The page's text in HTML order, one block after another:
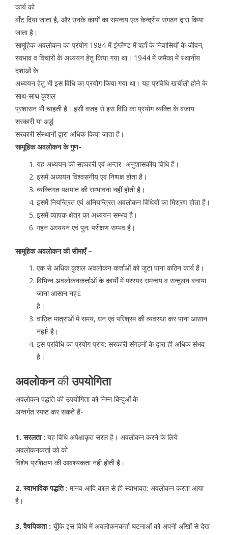
कार्य को
बाँट दिया जाता है, और उनके कार्यों का समन्वय एक केन्द्रीय संगठन द्वारा किया
जाता है।
सामूहिक अवलोकन का प्रयोग 1984 में इंग्लैण्ड में वहाँ के निवासियों के जीवन,
स्वभाव व विचारों के अध्ययन हेतु किया गया था। 1944 में जमैका में स्थानीय
दशाओं के
अध्ययन हेतु भी इस विधि का प्रयोग किया गया था। यह प्रविधि खर्चीली होने के
साथ-साथ कुशल
प्रशासन भी चाहती है। इसी वजह से इस विधि का प्रयोग व्यक्ति के बजाय
सरकारी या अर्द्ध
सरकारी संस्थानों द्वारा अधिक किया जाता है।
सामूहिक अवलोकन के गुण-
यह अध्ययन की सहकारी एवं अन्तर- अनुशासकीय विधि है।
इसमें अध्ययन विश्वसनीय एवं निष्पक्ष होता है।
व्यक्तिगत पक्षपात की सम्भावना नहीं होती है।
इसमें नियन्त्रित एवं अनियन्त्रित अवलोकन विधियों का मिश्रण होता है।
इसमें व्यापक क्षेत्र का अध्ययन सम्भव है।
गहन अध्ययन एवं पुन: परीक्षण सम्भव है।
सामूहिक अवलोकन की सीमाएँ –
एक से अधिक कुशल अवलोकन कर्त्ताओं को जुटा पाना कठिन कार्य है।
विभिन्न अवलोकनकर्त्ताओं के कार्यों में परस्पर समन्वय व सन्तुलन बनाया
जाना आसान नहÈ
है।
वांछित मात्राओं में समय, धन एवं परिश्रम की व्यवस्था कर पाना आसान
नहÈ है।
इस प्रविधि का प्रयोग प्राय: सरकारी संगठनों के द्वारा ही अधिक संभव
है।
अवलोकनकीउपयोगिता
अवलोकन पद्धति की उपयोगिता को निम्न बिन्दुओं के
अन्तर्गत स्पष्ट कर सकते हैं-
1. सरलता : यह विधि अपेक्षाकृत सरल है। अवलोकन करने के लिये
अवलोकनकर्त्ता को को
विशेष प्रशिक्षण की आवश्यकता नहीं होती है।
2. स्वाभाविक पद्धति : मानव आदि काल से ही स्वाभावत: अवलोकन करता आया
है।
3. वैषयिकता : चूँकि इस विधि में अवलोकनकर्त्ता घटनाओं को अपनी आँखों से देख